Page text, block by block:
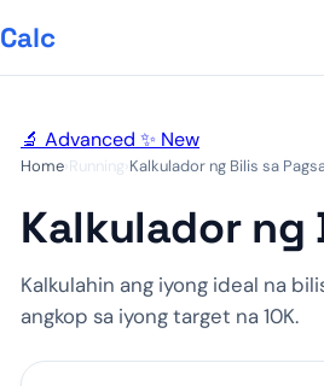
Calc
🔬 Advanced ✨ New
Home›Running›Kalkulador ng Bilis sa
Kalkulador ng
Kalkulahin ang iyong ideal na
angkop sa iyong target na 10K.